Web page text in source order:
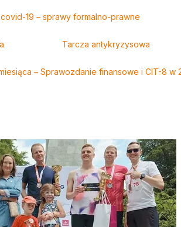
19 – sprawy formalno-prawne
Tarcza antykryzysowa
– Sprawozdanie finansowe i CIT-8 w